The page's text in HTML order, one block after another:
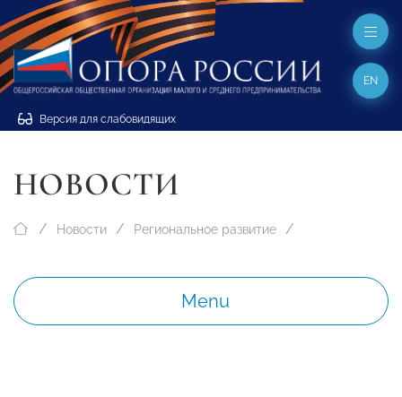
Версия для слабовидящих
EN
НОВОСТИ
Новости Региональное развитие
Menu